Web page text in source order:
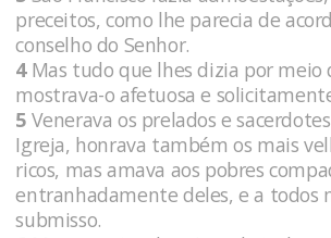
preceitos, como lhe parecia de
conselho do Senhor.
4Mas tudo que lhes dizia por meio
mostrava-o afetuosa e
5 Venerava os prelados e
Igreja, honrava também os mais
ricos, mas amava aos pobres
entranhadamente deles, e a todos
submisso.